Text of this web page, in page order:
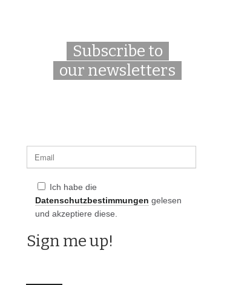
Subscribe to
our newsletters
Ich habe die
Datenschutzbestimmungen gelesen
und akzeptiere diese.